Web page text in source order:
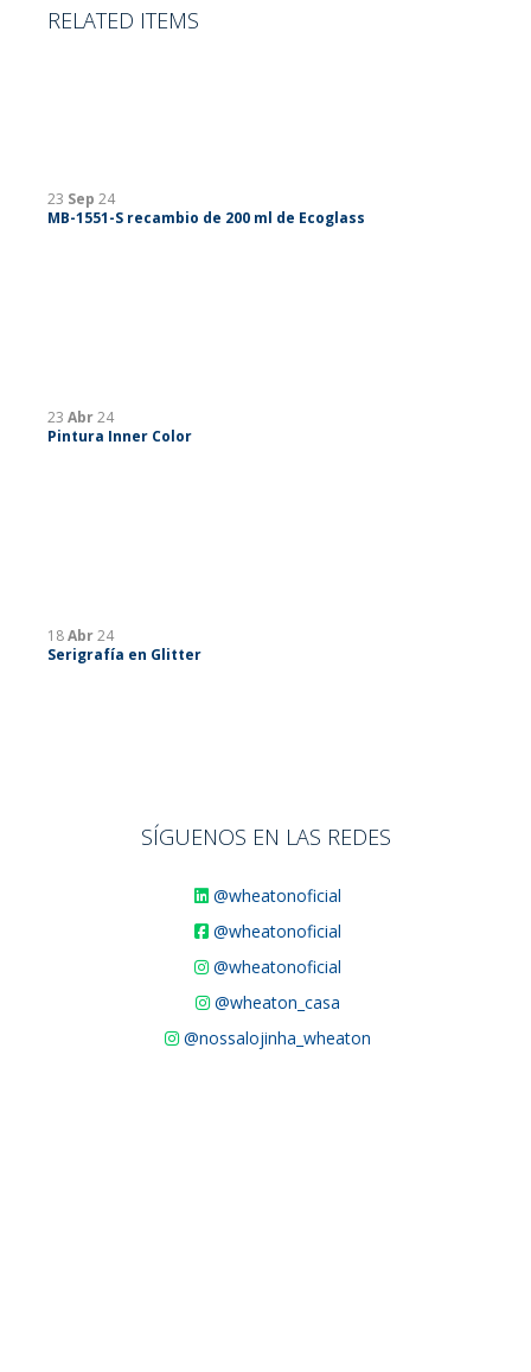
RELATED ITEMS
23 Sep 24
MB-1551-S recambio de 200 ml de Ecoglass
23 Abr24
Pintura Inner Color
18Abr24
Serigrafía en Glitter
SÍGUENOS EN LAS REDES
@wheatonoficial
@wheatonoficial
@wheatonoficial
@wheaton_casa
@nossalojinha_wheaton